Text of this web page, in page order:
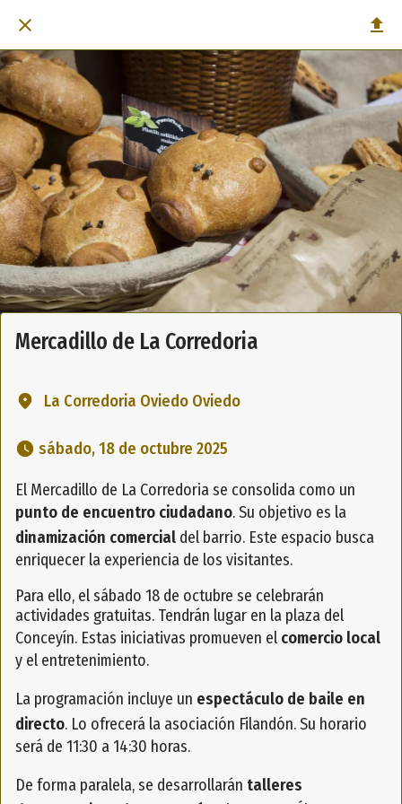
Mercadillo de La Corredoria
La Corredoria Oviedo Oviedo
sábado, 18 de octubre 2025
El Mercadillo de La Corredoria se consolida como un
punto de encuentro ciudadano. Su objetivo es la
dinamización comercial del barrio. Este espacio busca
enriquecer la experiencia de los visitantes.
Para ello, el sábado 18 de octubre se celebrarán
actividades gratuitas. Tendrán lugar en la plaza del
Conceyín. Estas iniciativas promueven el comercio local
y el entretenimiento.
La programación incluye un espectáculo de baile en
directo. Lo ofrecerá la asociación Filandón. Su horario
será de 11:30 a 14:30 horas.
De forma paralela, se desarrollarán talleres